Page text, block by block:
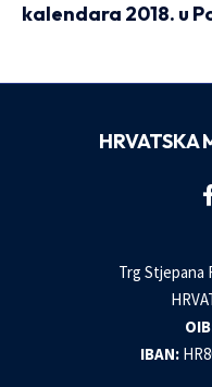
kalendara 2018. u
HRVATSKA
Trg Stjepana
IBAN: